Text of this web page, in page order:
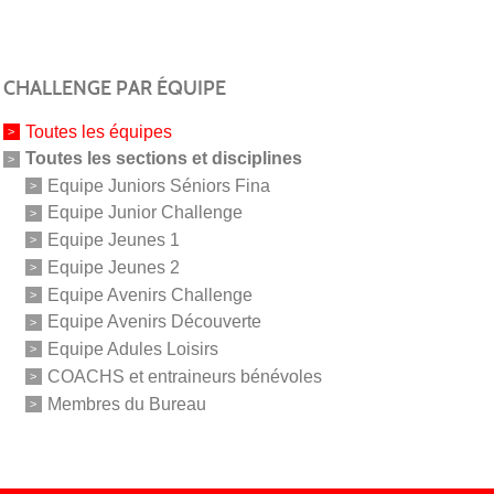
CHALLENGE PAR ÉQUIPE
Toutes les équipes
Toutes les sections et disciplines
Equipe Juniors Séniors Fina
Equipe Junior Challenge
Equipe Jeunes 1
Equipe Jeunes 2
Equipe Avenirs Challenge
Equipe Avenirs Découverte
Equipe Adules Loisirs
COACHS et entraineurs bénévoles
Membres du Bureau